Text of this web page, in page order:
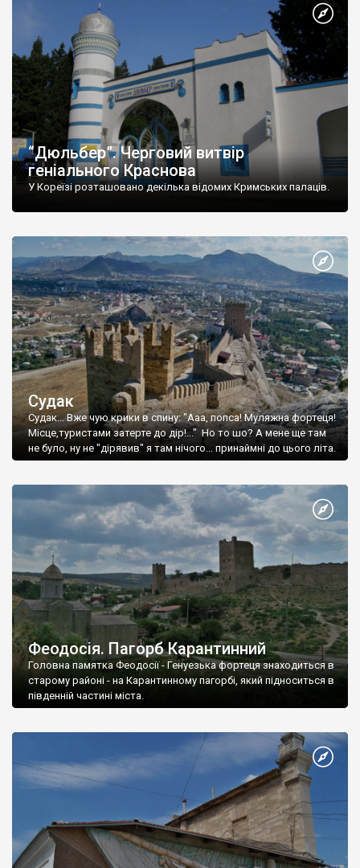
“Дюльбер”. Черговий витвір
геніального Краснова
У Кореїзі розташовано декілька відомих Кримських палаців.
Судак
Судак... Вже чую крики в спину: "Ааа, попса! Муляжна фортеця!
Місце,туристами затерте до дір!..." Но то шо? А мене ще там
не було, ну не "дірявив" я там нічого... принаймні до цього літа.
Феодосія. Пагорб Карантинний
Головна памятка Феодосії - Генуезька фортеця знаходиться в
старому районі - на Карантинному пагорбі, який підноситься в
південній частині міста.